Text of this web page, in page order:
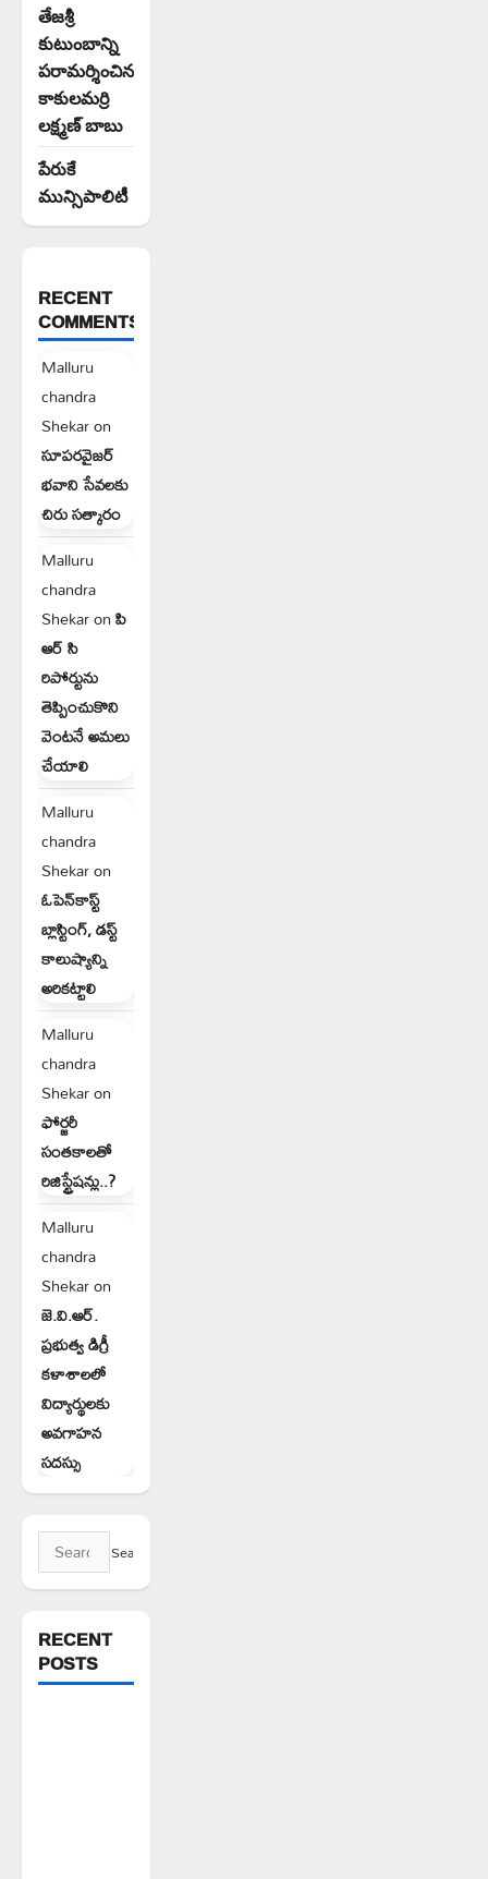
తేజశ్రీ
కుటుంబాన్ని
పరామర్శించిన
కాకులమర్రి
లక్ష్మణ్ బాబు
పేరుకే
మున్సిపాలిటీ
RECENT
COMMENTS
Malluru
chandra
Shekaron
సూపరవైజర్
భవాని సేవలకు
చిరు సత్కారం
Malluru
chandra
Shekaronపి
ఆర్ సి
రిపోర్టును
తెప్పించుకొని
వెంటనే అమలు
చేయాలి
Malluru
chandra
Shekaron
ఓపెన్‌కాస్ట్
బ్లాస్టింగ్, డస్ట్
కాలుష్యాన్ని
అరికట్టాలి
Malluru
chandra
Shekaron
ఫోర్జరీ
సంతకాలతో
రిజిస్ట్రేషన్లు..?
Malluru
chandra
Shekaron
జె.వి.ఆర్.
ప్రభుత్వ డిగ్రీ
కళాశాలలో
విద్యార్థులకు
అవగాహన
సదస్సు
Search
for:
RECENT
POSTS